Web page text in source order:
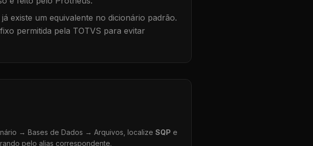
existe um equivalente no dicionário padrão.
permitida pela TOTVS para evitar
→ Bases de Dados → Arquivos, localize SQP e
pelo alias correspondente.